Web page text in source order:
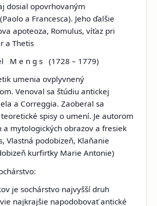
dosial opovrhovaným
Paolo a Francesca). Jeho ďalšie
apoteoza, Romulus, víťaz pri
a Thetis
M e n g s (1728 – 1779)
umenia ovplyvnený
Venoval sa štúdiu antickej
a Correggia. Zaoberal sa
spisy o umení. Je autorom
a mytologických obrazov a fresiek
Vlastná podobizeň, Klaňanie
kurfirtky Marie Antonie)
je sochárstvo najvyšší druh
najkrajšie napodobovať antické